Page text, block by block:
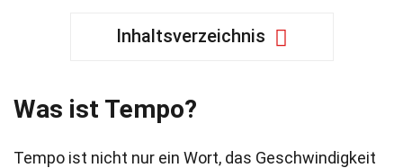
Inhaltsverzeichnis
Was ist Tempo?
Tempo ist nicht nur ein Wort, das Geschwindigkeit